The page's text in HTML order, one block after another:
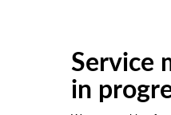
Service
in